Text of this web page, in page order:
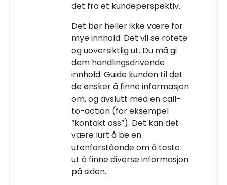
det fra et kundeperspektiv.
Det bør heller ikke være for
mye innhold. Det vil se rotete
og uoversiktlig ut. Du må gi
dem handlingsdrivende
innhold. Guide kunden til det
de ønsker å finne informasjon
om, og avslutt med en call-
to-action (for eksempel
“kontakt oss”). Det kan det
være lurt å be en
utenforstående om å teste
ut å finne diverse informasjon
på siden.